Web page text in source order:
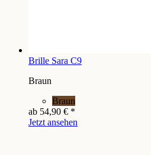
Brille Sara C9
Braun
Braun
ab 54,90 € *
Jetzt ansehen